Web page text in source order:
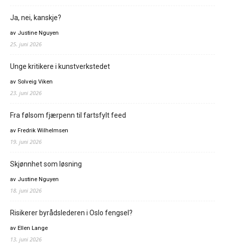
Ja, nei, kanskje?
av Justine Nguyen
25. juni 2026
Unge kritikere i kunstverkstedet
av Solveig Viken
23. juni 2026
Fra følsom fjærpenn til fartsfylt feed
av Fredrik Wilhelmsen
19. juni 2026
Skjønnhet som løsning
av Justine Nguyen
18. juni 2026
Risikerer byrådslederen i Oslo fengsel?
av Ellen Lange
13. juni 2026